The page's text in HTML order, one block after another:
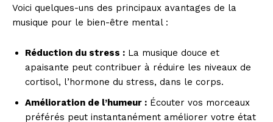
Voici quelques-uns des principaux avantages de la
musique pour le bien-être mental :
Réduction du stress : La musique douce et
apaisante peut contribuer à réduire les niveaux de
cortisol, l’hormone du stress, dans le corps.
Amélioration de l’humeur : Écouter vos morceaux
préférés peut instantanément améliorer votre état